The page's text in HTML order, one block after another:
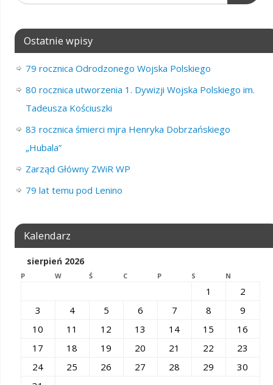
Ostatnie wpisy
79 rocznica Odrodzonego Wojska Polskiego
80 rocznica utworzenia 1. Dywizji Wojska Polskiego im.
Tadeusza Kościuszki
83 rocznica śmierci mjra Henryka Dobrzańskiego
„Hubala”
Zarząd Główny ZWiR WP
79 lat temu pod Lenino
Kalendarz
sierpień 2026
P W Ś C P S N
1
2
3
4 5 6 7 8
9
10
11 12 13 14 15
16
17
18 19 20 21 22
23
24
25 26 27 28 29
30